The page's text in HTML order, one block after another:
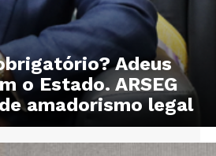
Adeus
o Estado. ARSEG
amadorismo legal